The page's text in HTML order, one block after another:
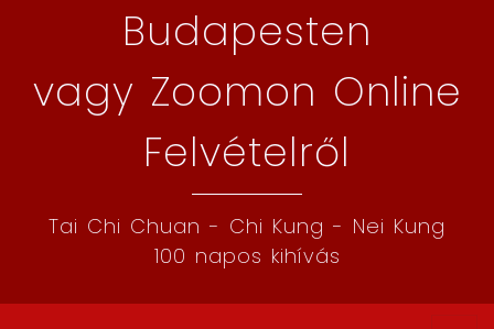
Budapesten
vagy Zoomon Online
Felvételről
Tai Chi Chuan - Chi Kung - Nei Kung
100 napos kihívás